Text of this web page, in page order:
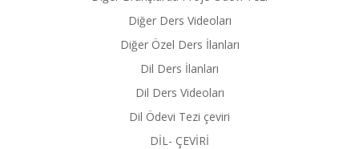
Diğer Ders Videoları
Diğer Özel Ders İlanları
Dil Ders İlanları
Dil Ders Videoları
Dil Ödevi Tezi çeviri
DİL- ÇEVİRİ